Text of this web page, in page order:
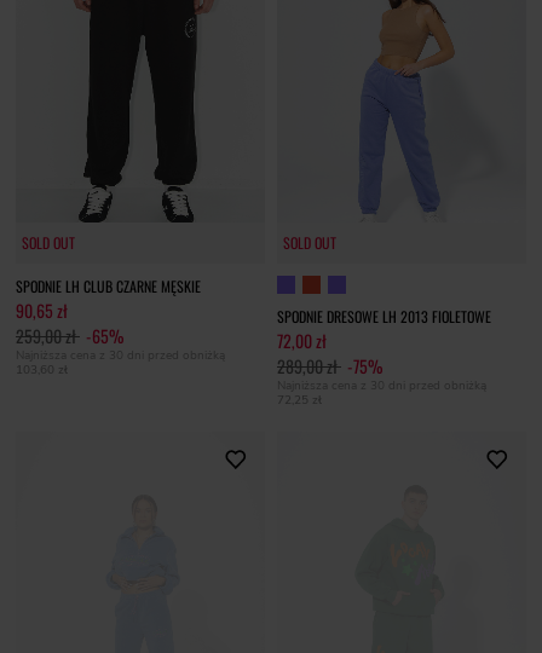
SOLD OUT
SOLD OUT
SPODNIE LH CLUB CZARNE MĘSKIE
90,65 zł
259,00 zł -65%
Najniższa cena z 30 dni przed obniżką
103,60 zł
SOLD OUT
SPODNIE DRESOWE LH 2013 FIOLETOWE
72,00 zł
289,00 zł -75%
Najniższa cena z 30 dni przed obniżką
72,25 zł